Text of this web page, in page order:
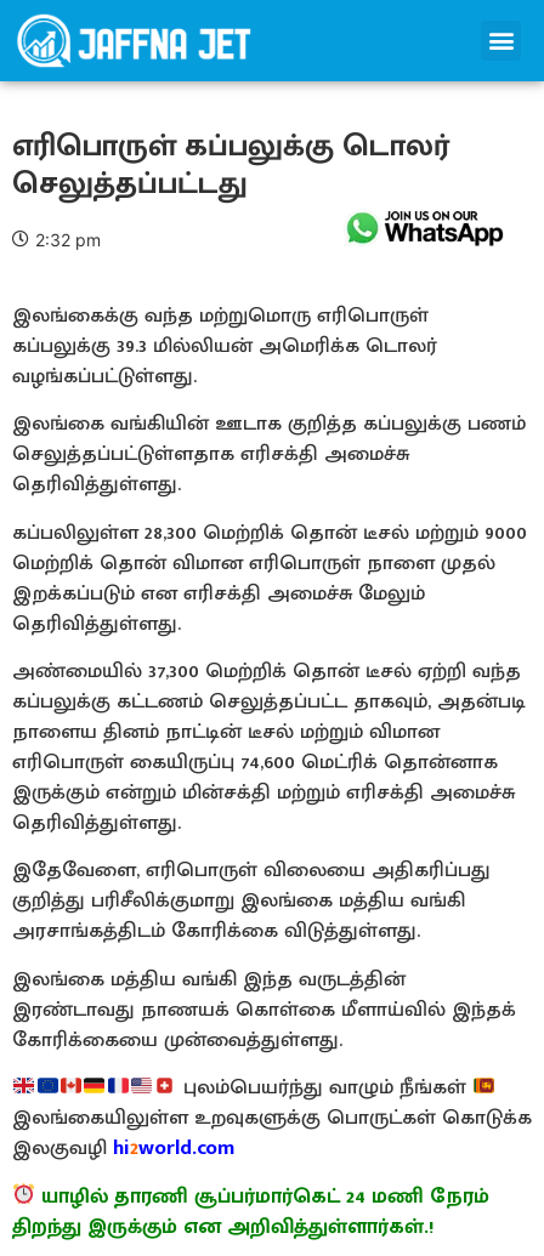
எரிபொருள் கப்பலுக்கு டொலர்
செலுத்தப்பட்டது
2:32 pm
இலங்கைக்கு வந்த மற்றுமொரு எரிபொருள்
கப்பலுக்கு 39.3 மில்லியன் அமெரிக்க டொலர்
வழங்கப்பட்டுள்ளது.
இலங்கை வங்கியின் ஊடாக குறித்த கப்பலுக்கு பணம்
செலுத்தப்பட்டுள்ளதாக எரிசக்தி அமைச்சு
தெரிவித்துள்ளது.
கப்பலிலுள்ள 28,300 மெற்றிக் தொன் டீசல் மற்றும் 9000
மெற்றிக் தொன் விமான எரிபொருள் நாளை முதல்
இறக்கப்படும் என எரிசக்தி அமைச்சு மேலும்
தெரிவித்துள்ளது.
அண்மையில் 37,300 மெற்றிக் தொன் டீசல் ஏற்றி வந்த
கப்பலுக்கு கட்டணம் செலுத்தப்பட்ட தாகவும், அதன்படி
நாளைய தினம் நாட்டின் டீசல் மற்றும் விமான
எரிபொருள் கையிருப்பு 74,600 மெட்ரிக் தொன்னாக
இருக்கும் என்றும் மின்சக்தி மற்றும் எரிசக்தி அமைச்சு
தெரிவித்துள்ளது.
இதேவேளை, எரிபொருள் விலையை அதிகரிப்பது
குறித்து பரிசீலிக்குமாறு இலங்கை மத்திய வங்கி
அரசாங்கத்திடம் கோரிக்கை விடுத்துள்ளது.
இலங்கை மத்திய வங்கி இந்த வருடத்தின்
இரண்டாவது நாணயக் கொள்கை மீளாய்வில் இந்தக்
கோரிக்கையை முன்வைத்துள்ளது.
புலம்பெயர்ந்து வாழும் நீங்கள்
இலங்கையிலுள்ள உறவுகளுக்கு பொருட்கள் கொடுக்க
இலகுவழி hi2world.com
யாழில் தாரணி சூப்பர்மார்கெட் 24 மணி நேரம்
திறந்து இருக்கும் என அறிவித்துள்ளார்கள்.!